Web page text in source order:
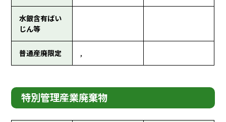
水銀含有ばい
じん等
普通産廃限定 ,
特別管理産業廃棄物